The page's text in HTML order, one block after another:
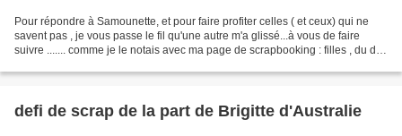
Pour répondre à Samounette, et pour faire profiter celles ( et ceux) qui ne
savent pas , je vous passe le fil qu'une autre m'a glissé...à vous de faire
suivre ....... comme je le notais avec ma page de scrapbooking : filles , du défi
defi de scrap de la part de Brigitte d'Australie